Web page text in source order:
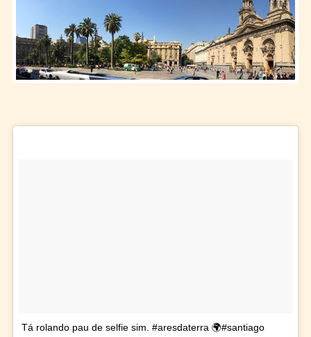
Tá rolando pau de selfie sim. #aresdaterra 🌍#santiago